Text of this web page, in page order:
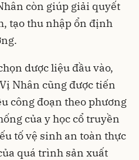
còn giúp giải quyết
tạo thu nhập ổn định
dược liệu đầu vào,
Nhân cũng được tiến
công đoạn theo phương
của y học cổ truyền
tố vệ sinh an toàn thực
quá trình sản xuất